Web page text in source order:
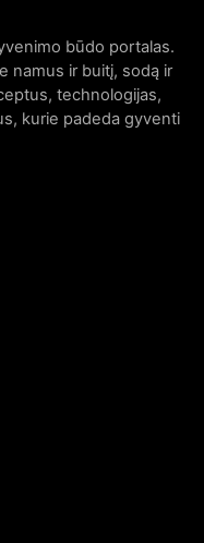
būdo portalas.
namus ir buitį, sodą ir
technologijas,
kurie padeda gyventi